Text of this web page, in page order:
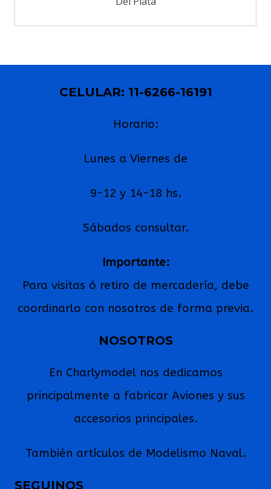
CELULAR: 11-6266-16191
Horario:
Lunes a Viernes de
9-12 y 14-18 hs.
Sábados consultar.
Importante:
Para visitas ó retiro de mercadería, debe
coordinarlo con nosotros de forma previa.
NOSOTROS
En Charlymodel nos dedicamos
principalmente a fabricar Aviones y sus
accesorios principales.
También artículos de Modelismo Naval.
SEGUINOS